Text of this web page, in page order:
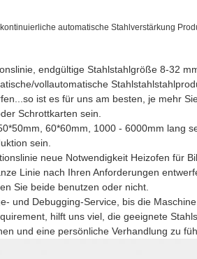
automatische Stahlverstärkung
endgültige Stahlstahlgröße 8-32
vollautomatische
ist es für uns am besten, je mehr
Schrottkarten sein.
60*60mm, 1000 - 6000mm lang
sein.
neue Notwendigkeit Heizofen für
Linie nach Ihren Anforderungen
Sie beide benutzen oder nicht.
und Debugging-Service, bis die
hilft uns viel, die geeignete
und eine persönliche Verhandlung zu